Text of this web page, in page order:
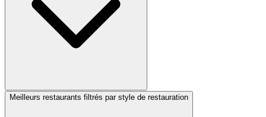
Meilleurs restaurants filtrés par style de restauration